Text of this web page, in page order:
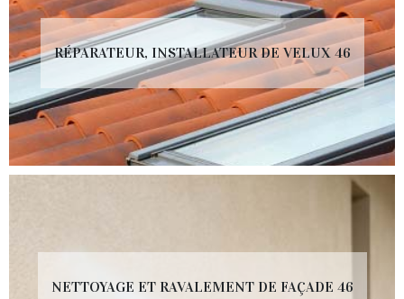
RÉPARATEUR, INSTALLATEUR DE VELUX 46
NETTOYAGE ET RAVALEMENT DE FAÇADE 46